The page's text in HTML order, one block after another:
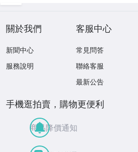
關於我們
新聞中心
服務說明
客服中心
常見問答
聯絡客服
最新公告
手機逛拍賣，購物更便利
商品降價通知